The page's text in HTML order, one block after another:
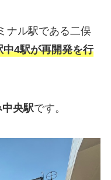
ナル駅である二俣
中4駅が再開発を行
央駅です。